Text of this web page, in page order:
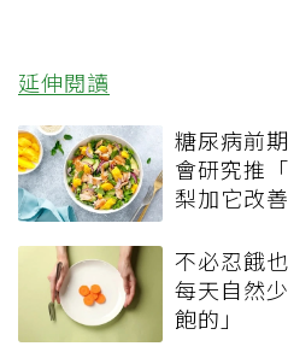
延伸閱讀
糖尿病前
會研究推
梨加它改
不必忍餓
每天自然
飽的」